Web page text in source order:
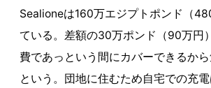
Sealioneは160万エジプトポンド（
ている。差額の30万ポンド（90万円
費であっという間にカバーできるから
という。団地に住むため自宅での充電